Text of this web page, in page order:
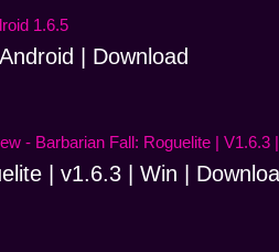
| Download
| v1.6.3 | Win |